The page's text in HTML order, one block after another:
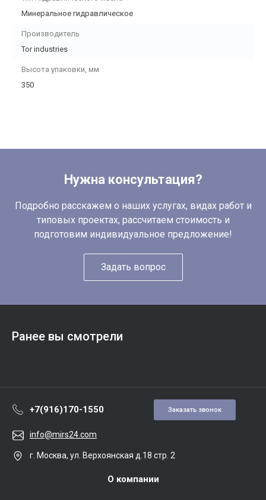
Минеральное гидравлическое
Производитель
Tor industries
Высота упаковки, мм
350
Нужна консультация?
Подробно расскажем о наших услугах, видах работ и
типовых проектах, рассчитаем стоимость и
подготовим индивидуальное предложение!
Задать вопрос
Ранее вы смотрели
+7(916)170-1550 Заказать звонок
info@mirs24.com
г. Москва, ул. Верхоянская д.18 стр. 2
О компании